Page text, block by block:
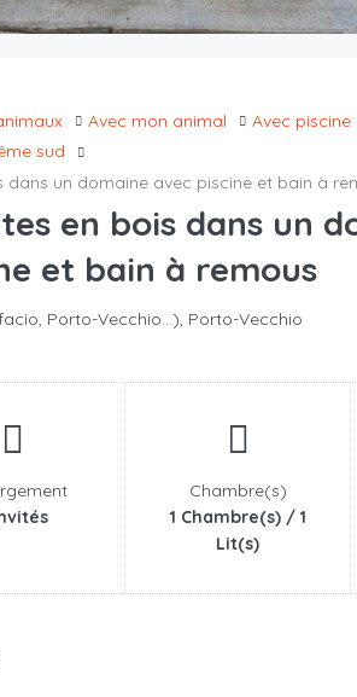
Avec mon animal Avec piscine
sud
dans un domaine avec piscine et bain à
en bois dans un
et bain à remous
Porto-Vecchio...), Porto-Vecchio
Chambre(s)
1 Chambre(s) / 1
Lit(s)